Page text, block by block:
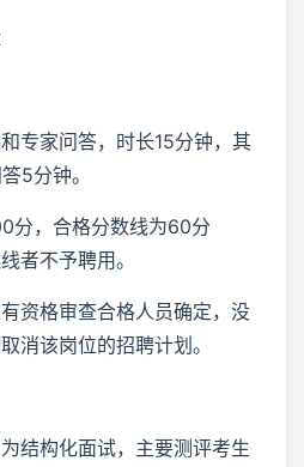
专家问答，时长15分钟，其
5分钟。
分，合格分数线为60分
者不予聘用。
资格审查合格人员确定，没
消该岗位的招聘计划。
结构化面试，主要测评考生